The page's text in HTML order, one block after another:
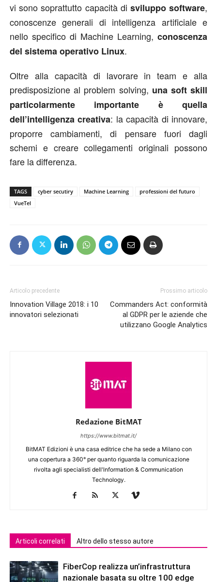
vi sono soprattutto capacità di sviluppo software,
conoscenze generali di intelligenza artificiale e
nello specifico di Machine Learning, conoscenza
del sistema operativo Linux.
Oltre alla capacità di lavorare in team e alla
predisposizione al problem solving, una soft skill
particolarmente importante è quella
dell’intelligenza creativa: la capacità di innovare,
proporre cambiamenti, di pensare fuori dagli
schemi e creare collegamenti originali possono
fare la differenza.
TAGS cyber secutiry Machine Learning
professioni del futuro
VueTel
Articolo precedente
Innovation Village 2018: i 10
innovatori selezionati
Prossimo articolo
Commanders Act: conformità
al GDPR per le aziende che
utilizzano Google Analytics
Redazione BitMAT
https://www.bitmat.it/
BitMAT Edizioni è una casa editrice che ha sede a Milano con
una copertura a 360° per quanto riguarda la comunicazione
rivolta agli specialisti dell'lnformation & Communication
Technology.
Articoli correlati Altro dello stesso autore
FiberCop realizza un’infrastruttura
nazionale basata su oltre 100 edge